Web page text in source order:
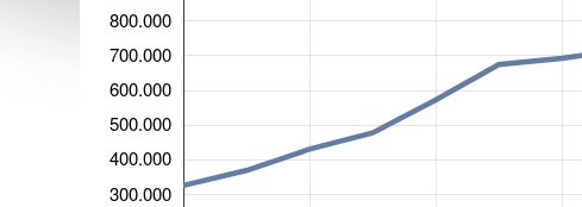
300.000
400.000
500.000
600.000
700.000
800.000